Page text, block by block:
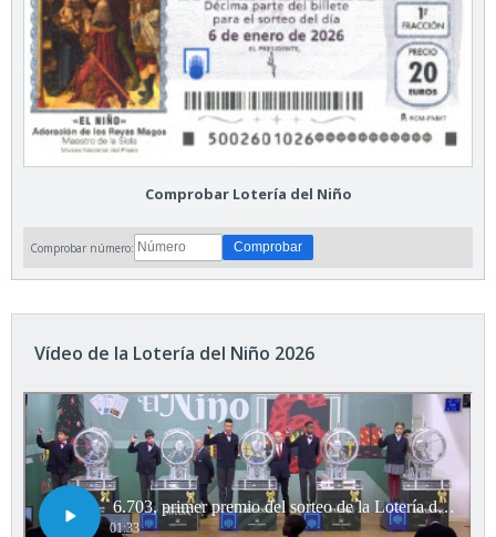
Comprobar Lotería del Niño
Comprobar número:
Vídeo de la Lotería del Niño 2026